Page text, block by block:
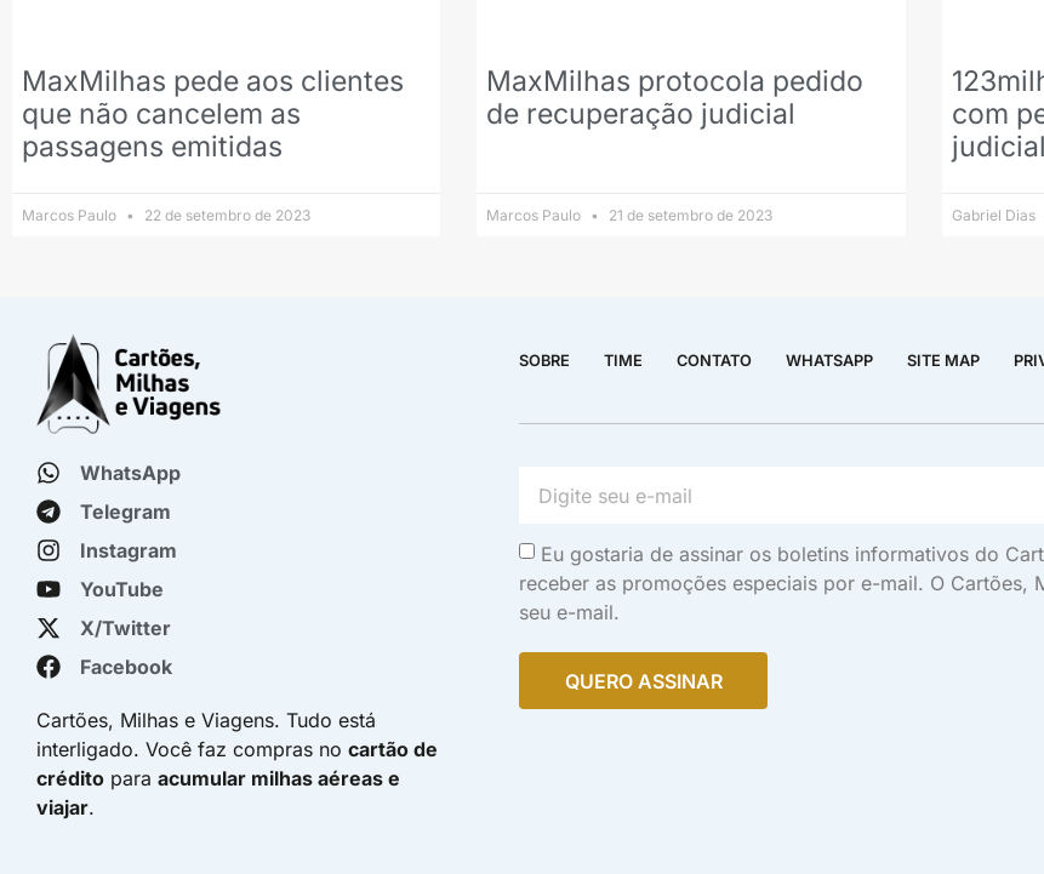
MaxMilhas pede aos clientes
que não cancelem as
passagens emitidas
Marcos Paulo 22 de setembro de 2023
MaxMilhas protocola pedido
de recuperação judicial
Marcos Paulo 21 de setembro de 2023
com
judicial
Gabriel Dias
WhatsApp
Telegram
Instagram
YouTube
X/Twitter
Facebook
Cartões, Milhas e Viagens. Tudo está
interligado. Você faz compras no cartão de
crédito para acumular milhas aéreas e
viajar.
SOBRE TIME CONTATO WHATSAPP SITE MAP
Eu gostaria de assinar os boletins informativos do
receber as promoções especiais por e-mail. O Cartões,
seu e-mail.
QUERO ASSINAR